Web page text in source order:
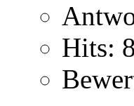
Hits: